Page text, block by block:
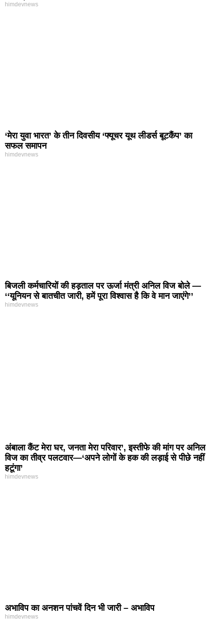
himdevnews
‘मेरा युवा भारत’ के तीन दिवसीय ‘फ्यूचर यूथ लीडर्स बूटकैंप’ का
सफल समापन
himdevnews
बिजली कर्मचारियों की हड़ताल पर ऊर्जा मंत्री अनिल विज बोले —
‘‘यूनियन से बातचीत जारी, हमें पूरा विश्वास है कि वे मान जाएंगे’’
himdevnews
अंबाला कैंट मेरा घर, जनता मेरा परिवार’, इस्तीफे की मांग पर अनिल
विज का तीव्र पलटवार—‘अपने लोगों के हक की लड़ाई से पीछे नहीं
हटूंगा’
himdevnews
अभाविप का अनशन पांचवें दिन भी जारी – अभाविप
himdevnews